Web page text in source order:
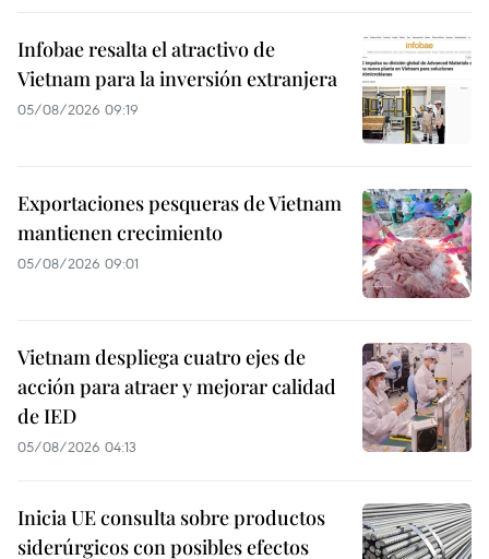
Infobae resalta el atractivo de
Vietnam para la inversión extranjera
05/08/2026 09:19
Exportaciones pesqueras de Vietnam
mantienen crecimiento
05/08/2026 09:01
Vietnam despliega cuatro ejes de
acción para atraer y mejorar calidad
de IED
05/08/2026 04:13
Inicia UE consulta sobre productos
siderúrgicos con posibles efectos